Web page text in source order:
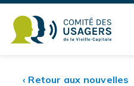
‹ Retour aux nouvelles